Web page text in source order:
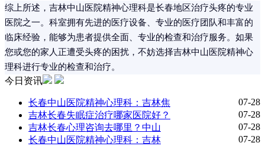
综上所述，吉林中山医院精神心理科是长春地区治疗头疼的专业
医院之一。科室拥有先进的医疗设备、专业的医疗团队和丰富的
临床经验，能够为患者提供全面、专业的检查和治疗服务。如果
您或您的家人正遭受头疼的困扰，不妨选择吉林中山医院精神心
理科进行专业的检查和治疗。
今日资讯
长春中山医院精神心理科：吉林焦
07-28
吉林长春失眠症治疗哪家医院好？
07-28
吉林长春心理咨询去哪里？中山
07-28
长春中山医院精神心理科：吉林
07-28